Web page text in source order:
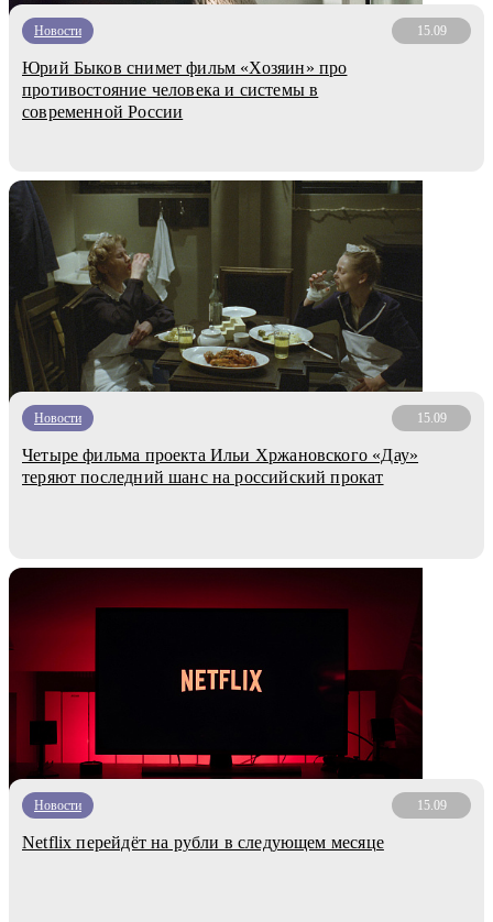
Новости 15.09
Юрий Быков снимет фильм «Хозяин» про
противостояние человека и системы в
современной России
Новости 15.09
Четыре фильма проекта Ильи Хржановского «Дау»
теряют последний шанс на российский прокат
Новости 15.09
Netflix перейдёт на рубли в следующем месяце